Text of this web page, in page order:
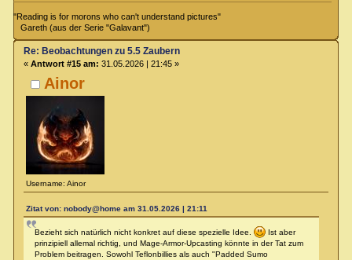
"Reading is for morons who can't understand pictures"
Gareth (aus der Serie "Galavant")
Ainor
Username: Ainor
Re: Beobachtungen zu 5.5 Zaubern
« Antwort #15 am: 31.05.2026 | 21:45 »
Zitat von: nobody@home am 31.05.2026 | 21:11
Bezieht sich natürlich nicht konkret auf diese spezielle Idee.
Ist aber
prinzipiell allemal richtig, und Mage-Armor-Upcasting könnte in der Tat zum
Problem beitragen. Sowohl Teflonbillies als auch "Padded Sumo